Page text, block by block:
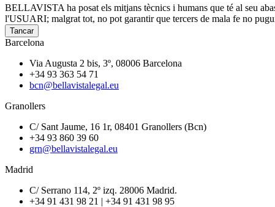
BELLAVISTA ha posat els mitjans tècnics i humans que té al seu
l'USUARI; malgrat tot, no pot garantir que tercers de mala fe no
Tancar
Barcelona
Via Augusta 2 bis, 3º, 08006 Barcelona
+34 93 363 54 71
bcn@bellavistalegal.eu
Granollers
C/ Sant Jaume, 16 1r, 08401 Granollers (Bcn)
+34 93 860 39 60
grn@bellavistalegal.eu
Madrid
C/ Serrano 114, 2º izq. 28006 Madrid.
+34 91 431 98 21 | +34 91 431 98 95